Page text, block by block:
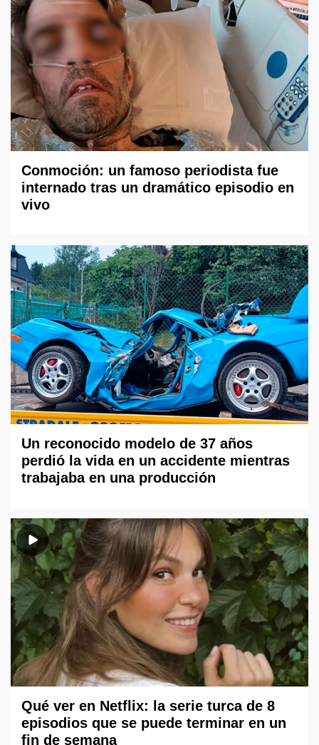
Conmoción: un famoso periodista fue
internado tras un dramático episodio en
vivo
Un reconocido modelo de 37 años
perdió la vida en un accidente mientras
trabajaba en una producción
Qué ver en Netflix: la serie turca de 8
episodios que se puede terminar en un
fin de semana